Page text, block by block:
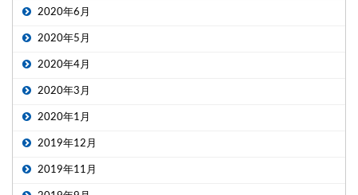
2020年6月
2020年5月
2020年4月
2020年3月
2020年1月
2019年12月
2019年11月